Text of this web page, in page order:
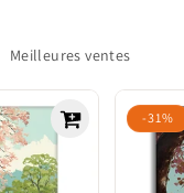
-31%